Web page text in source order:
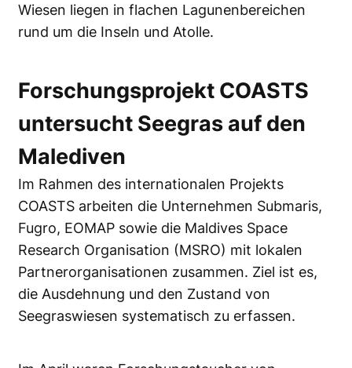
Wiesen liegen in flachen Lagunenbereichen
rund um die Inseln und Atolle.
Forschungsprojekt COASTS
untersucht Seegras auf den
Malediven
Im Rahmen des internationalen Projekts
COASTS arbeiten die Unternehmen Submaris,
Fugro, EOMAP sowie die Maldives Space
Research Organisation (MSRO) mit lokalen
Partnerorganisationen zusammen. Ziel ist es,
die Ausdehnung und den Zustand von
Seegraswiesen systematisch zu erfassen.